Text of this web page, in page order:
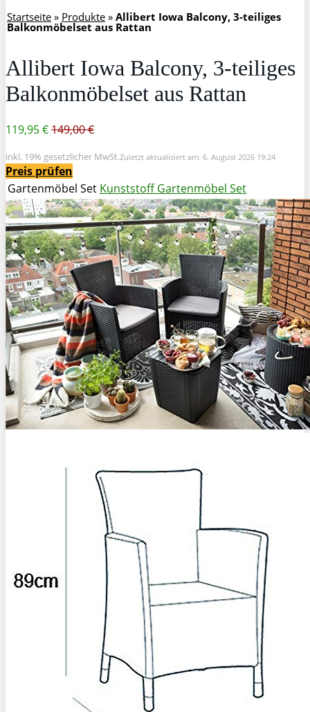
Startseite » Produkte » Allibert Iowa Balcony, 3-teiliges
Balkonmöbelset aus Rattan
Allibert Iowa Balcony, 3-teiliges
Balkonmöbelset aus Rattan
119,95 €149,00 €
inkl. 19% gesetzlicher MwSt.Zuletzt aktualisiert am: 6. August 2026 19:24
Preis prüfen
Gartenmöbel Set Kunststoff Gartenmöbel Set